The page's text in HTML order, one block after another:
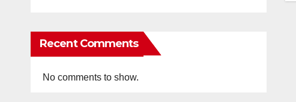
Recent Comments
No comments to show.